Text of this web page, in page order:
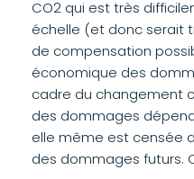
CO2 qui est très
échelle (et donc serait
de compensation
économique des
cadre du changement
des dommages
elle même est censée
des dommages futurs.